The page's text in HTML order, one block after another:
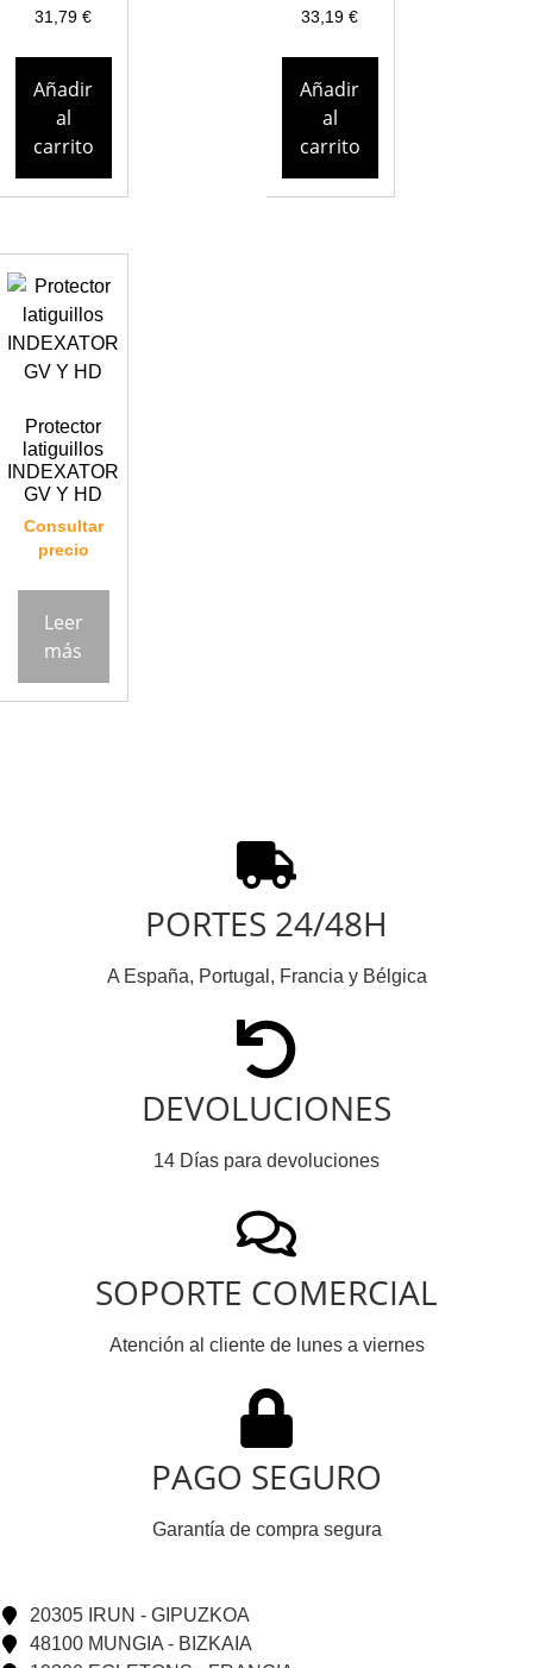
31,79€
Añadir
al
carrito
33,19€
Añadir
al
carrito
Protector
latiguillos
INDEXATOR
GV Y HD
Consultar
precio
Leer
más
PORTES 24/48H
A España, Portugal, Francia y Bélgica
DEVOLUCIONES
14 Días para devoluciones
SOPORTE COMERCIAL
Atención al cliente de lunes a viernes
PAGO SEGURO
Garantía de compra segura
20305 IRUN - GIPUZKOA
48100 MUNGIA - BIZKAIA